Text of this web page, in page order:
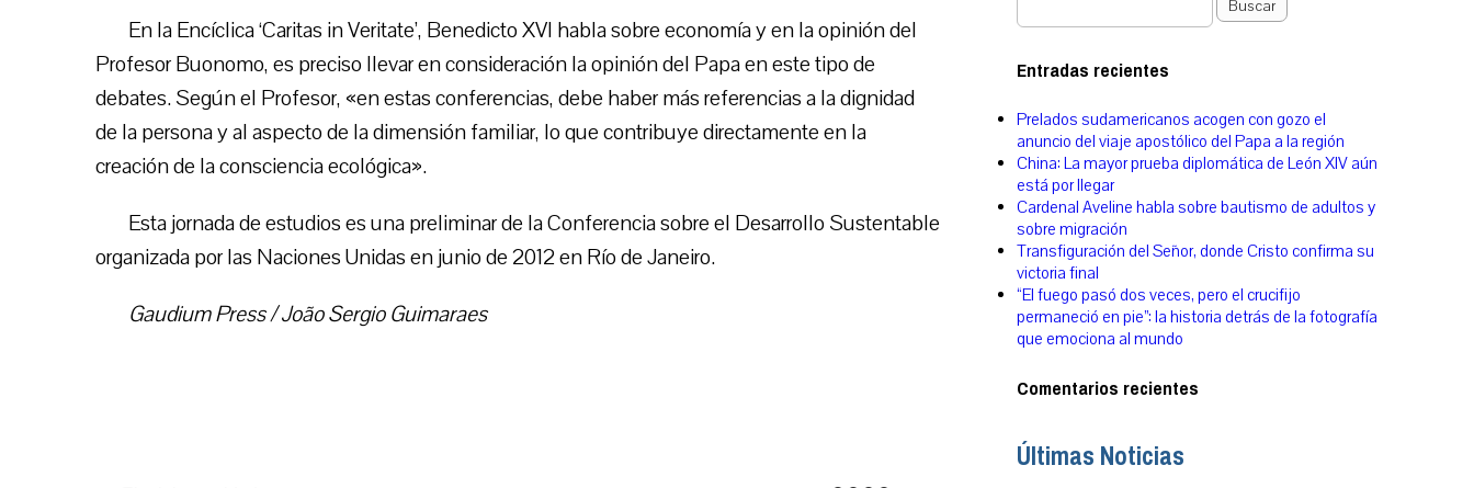
En la Encíclica ‘Caritas in Veritate’, Benedicto XVI habla sobre economía y en la opinión del
Profesor Buonomo, es preciso llevar en consideración la opinión del Papa en este tipo de
debates. Según el Profesor, «en estas conferencias, debe haber más referencias a la dignidad
de la persona y al aspecto de la dimensión familiar, lo que contribuye directamente en la
creación de la consciencia ecológica».
Esta jornada de estudios es una preliminar de la Conferencia sobre el Desarrollo Sustentable
organizada por las Naciones Unidas en junio de 2012 en Río de Janeiro.
Gaudium Press / João Sergio Guimaraes
Buscar
Entradas recientes
Prelados sudamericanos acogen con gozo el
anuncio del viaje apostólico del Papa a la región
China: La mayor prueba diplomática de León XIV aún
está por llegar
Cardenal Aveline habla sobre bautismo de adultos y
sobre migración
Transfiguración del Señor, donde Cristo confirma su
victoria final
“El fuego pasó dos veces, pero el crucifijo
permaneció en pie”: la historia detrás de la fotografía
que emociona al mundo
Comentarios recientes
Últimas Noticias